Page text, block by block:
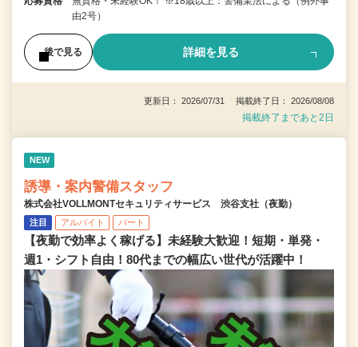
由2号）
後で見る 詳細を見る
更新日： 2026/07/31 掲載終了日： 2026/08/08
掲載終了まであと2日
NEW
誘導・案内警備スタッフ
株式会社VOLLMONTセキュリティサービス 渋谷支社（夜勤）
注目 アルバイト パート
【夜勤で効率よく稼げる】未経験大歓迎！短期・単発・
週1・シフト自由！80代までの幅広い世代が活躍中！